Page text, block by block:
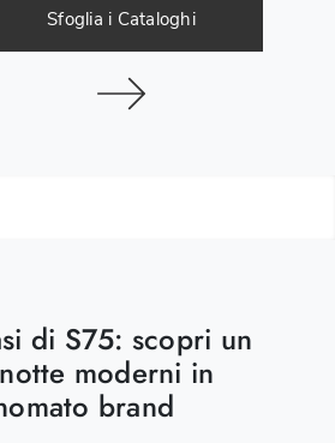
Sfoglia i Cataloghi
di S75: scopri un
moderni in
brand